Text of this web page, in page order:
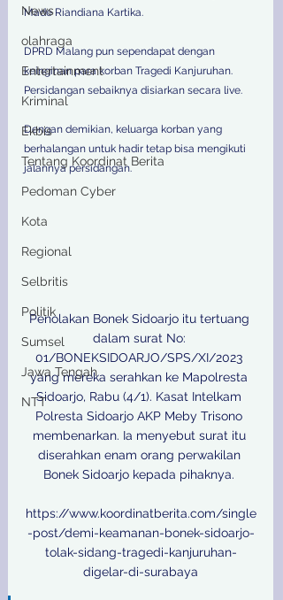
News
olahraga
Entertainment
Kriminal
Ekbis
Tentang Koordinat Berita
Pedoman Cyber
Kota
Regional
Selbritis
Politik
Sumsel
Jawa Tengah
NTT
Made Riandiana Kartika.
DPRD Malang pun sependapat dengan
keinginan para korban Tragedi Kanjuruhan.
Persidangan sebaiknya disiarkan secara live.
Dengan demikian, keluarga korban yang
berhalangan untuk hadir tetap bisa mengikuti
jalannya persidangan.
Penolakan Bonek Sidoarjo itu tertuang
dalam surat No:
01/BONEKSIDOARJO/SPS/XI/2023
yang mereka serahkan ke Mapolresta
Sidoarjo, Rabu (4/1). Kasat Intelkam
Polresta Sidoarjo AKP Meby Trisono
membenarkan. Ia menyebut surat itu
diserahkan enam orang perwakilan
Bonek Sidoarjo kepada pihaknya.
https://www.koordinatberita.com/single
-post/demi-keamanan-bonek-sidoarjo-
tolak-sidang-tragedi-kanjuruhan-
digelar-di-surabaya